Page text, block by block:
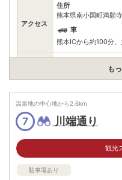
アクセス
住所
熊本県南小国町満願
車
熊本ICから約100分
※南小国町役場 産業
※ 掲載情報は変更になる場合があ
問合せください。
※ 料金情報は税込・税抜表記が混
自身でお問合せください。
も
温泉地の中心地から2.6km
7 川端通り
観光
駐車場あり